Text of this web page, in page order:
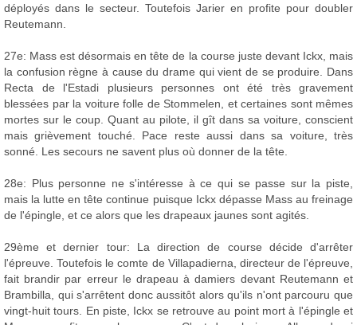
déployés dans le secteur. Toutefois Jarier en profite pour doubler
Reutemann.
27e: Mass est désormais en tête de la course juste devant Ickx, mais
la confusion règne à cause du drame qui vient de se produire. Dans
Recta de l'Estadi plusieurs personnes ont été très gravement
blessées par la voiture folle de Stommelen, et certaines sont mêmes
mortes sur le coup. Quant au pilote, il gît dans sa voiture, conscient
mais grièvement touché. Pace reste aussi dans sa voiture, très
sonné. Les secours ne savent plus où donner de la tête.
28e: Plus personne ne s'intéresse à ce qui se passe sur la piste,
mais la lutte en tête continue puisque Ickx dépasse Mass au freinage
de l'épingle, et ce alors que les drapeaux jaunes sont agités.
29ème et dernier tour: La direction de course décide d'arrêter
l'épreuve. Toutefois le comte de Villapadierna, directeur de l'épreuve,
fait brandir par erreur le drapeau à damiers devant Reutemann et
Brambilla, qui s'arrêtent donc aussitôt alors qu'ils n'ont parcouru que
vingt-huit tours. En piste, Ickx se retrouve au point mort à l'épingle et